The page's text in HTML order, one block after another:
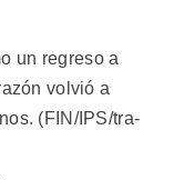
un regreso a
volvió a
(FIN/IPS/tra-